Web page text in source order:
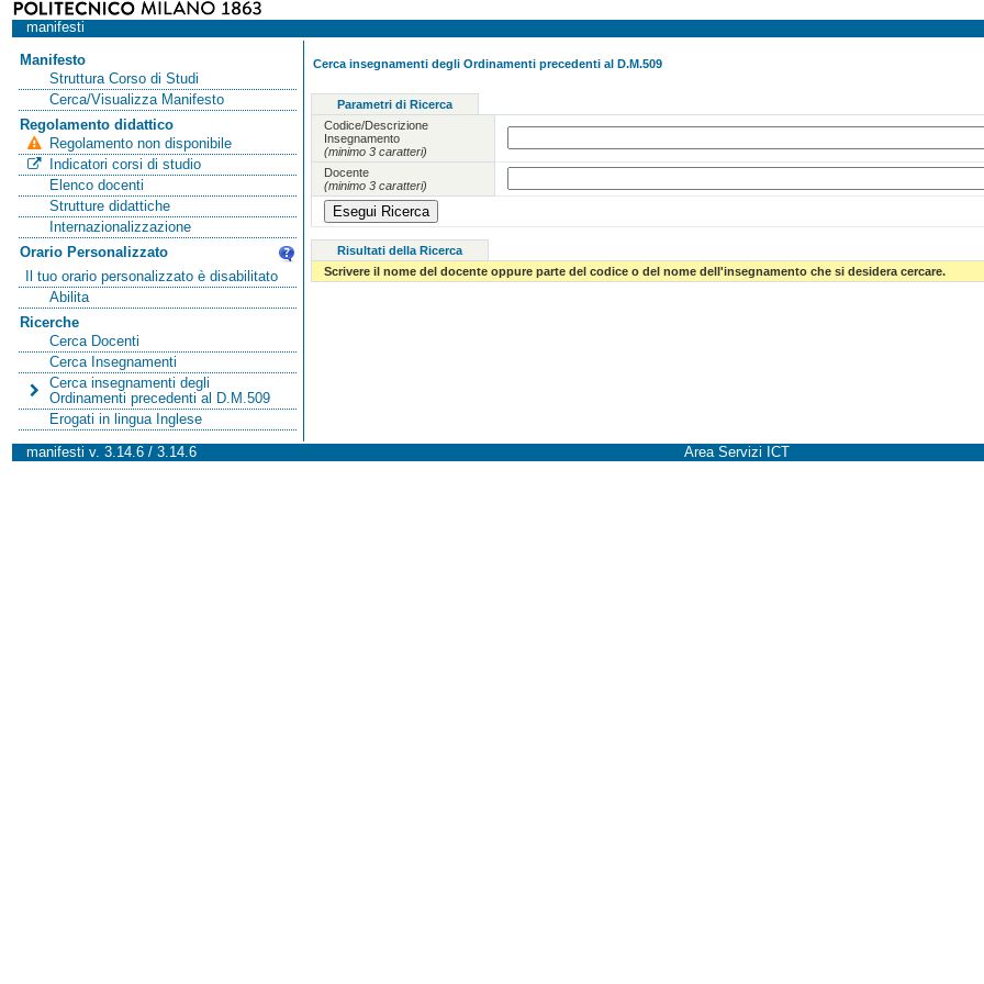
manifesti
Manifesto
Struttura Corso di Studi
Cerca/Visualizza Manifesto
Regolamento didattico
Regolamento non disponibile
Indicatori corsi di studio
Elenco docenti
Strutture didattiche
Internazionalizzazione
Orario Personalizzato
Il tuo orario personalizzato è disabilitato
Abilita
Ricerche
Cerca Docenti
Cerca Insegnamenti
Cerca insegnamenti degli
Ordinamenti precedenti al D.M.509
Erogati in lingua Inglese
Cerca insegnamenti degli Ordinamenti precedenti al D.M.509
Parametri di Ricerca
Codice/Descrizione
Insegnamento
(minimo 3 caratteri)
Docente
(minimo 3 caratteri)
Risultati della Ricerca
Scrivere il nome del docente oppure parte del codice o del nome dell'insegnamento che si desidera cercare.
manifesti v. 3.14.6 / 3.14.6 Area Servizi ICT